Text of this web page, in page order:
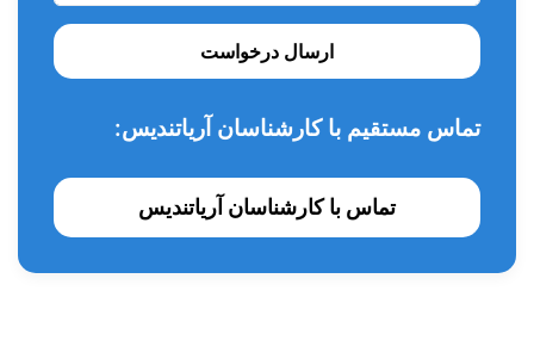
ارسال درخواست
تماس مستقیم با کارشناسان آریاتندیس:
تماس با کارشناسان آریاتندیس